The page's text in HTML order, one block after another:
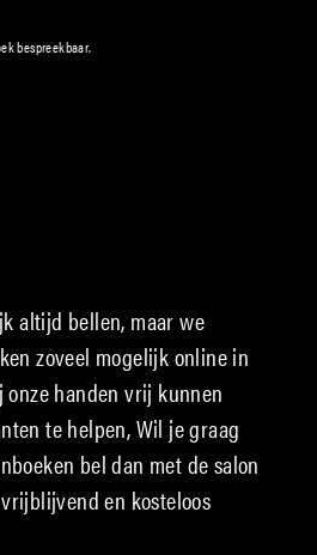
bespreekbaar.
altijd bellen, maar we
zoveel mogelijk online in
handen vrij kunnen
te helpen, Wil je graag
bel dan met de salon
en kosteloos